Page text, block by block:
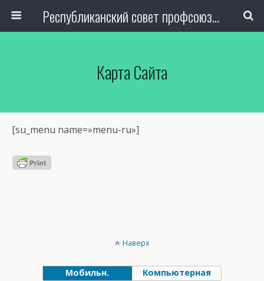
Республиканский совет профсоюза авиаработников Узбекистана
Карта Сайта
[su_menu name=»menu-ru»]
Наверх
Мобильн. Компьютерная